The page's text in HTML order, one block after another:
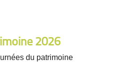
2026
du patrimoine